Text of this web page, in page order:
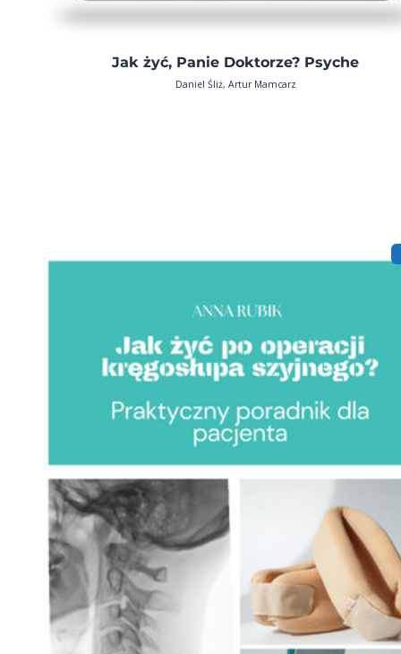
Jak żyć, Panie Doktorze? Psyche
Daniel Śliż, Artur Mamcarz